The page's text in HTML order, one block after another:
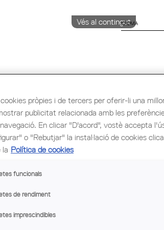
Vés al contingut
IDIOMA
i Ocupació Cultura
"Dancing
pròpies i de tercers per oferir-li una
publicitat relacionada amb les
En clicar "D'acord", vostè accepta
o "Rebutjar" la instal·lació de cookies
Política de cookies
funcionals
de rendiment
imprescindibles